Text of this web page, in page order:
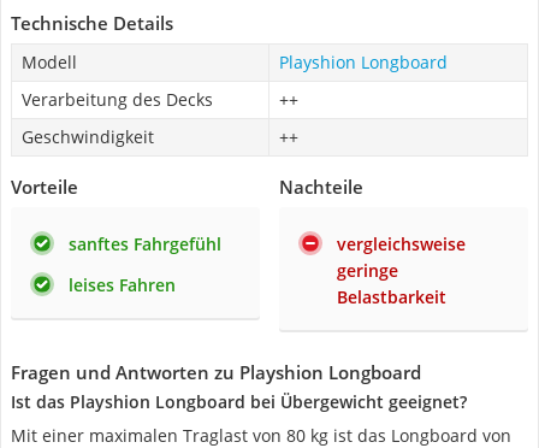
Technische Details
Modell
Playshion Longboard
Verarbeitung des Decks
++
Geschwindigkeit
++
Vorteile
sanftes Fahrgefühl
leises Fahren
Nachteile
vergleichsweise
geringe
Belastbarkeit
Fragen und Antworten zu Playshion Longboard
Ist das Playshion Longboard bei Übergewicht geeignet?
Mit einer maximalen Traglast von 80 kg ist das Longboard von